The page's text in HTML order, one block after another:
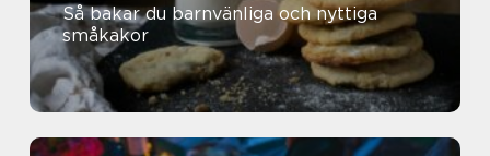
Så bakar du barnvänliga och nyttiga
småkakor